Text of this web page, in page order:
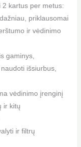
2 kartus per metus:
priklausomai
ir vėdinimo
gaminys,
išsiurbus,
vėdinimo įrenginį
ir kitų
ir filtrų